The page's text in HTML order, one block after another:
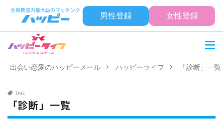
男性登録 女性登録
出会い恋愛のハッピーメール ハッピーライフ 「診断」一覧
TAG
「診断」一覧